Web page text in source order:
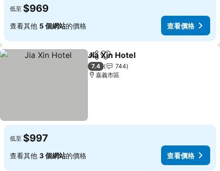
低至 $969
查看其他 5 個網站的價格 查看價格
分享 加入我的最愛
Jia Xin Hotel
7.4
744
嘉義市區
低至 $997
查看其他 3 個網站的價格 查看價格